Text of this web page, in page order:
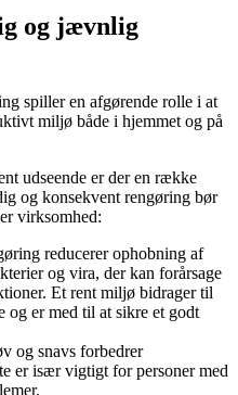
og jævnlig
spiller en afgørende rolle i at
miljø både i hjemmet og på
udseende er der en række
og konsekvent rengøring bør
virksomhed:
reducerer ophobning af
og vira, der kan forårsage
Et rent miljø bidrager til
og er med til at sikre et godt
og snavs forbedrer
er især vigtigt for personer med